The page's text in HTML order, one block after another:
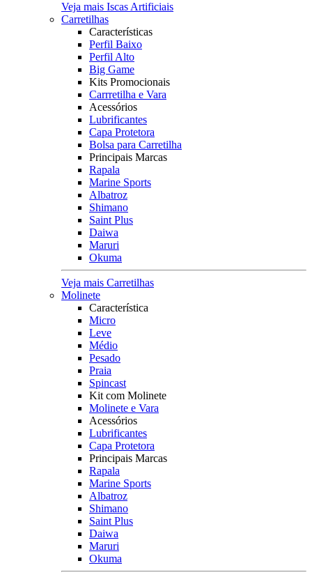
Veja mais Iscas Artificiais
Carretilhas
Características
Perfil Baixo
Perfil Alto
Big Game
Kits Promocionais
Carrretilha e Vara
Acessórios
Lubrificantes
Capa Protetora
Bolsa para Carretilha
Principais Marcas
Rapala
Marine Sports
Albatroz
Shimano
Saint Plus
Daiwa
Maruri
Okuma
Veja mais Carretilhas
Molinete
Característica
Micro
Leve
Médio
Pesado
Praia
Spincast
Kit com Molinete
Molinete e Vara
Acessórios
Lubrificantes
Capa Protetora
Principais Marcas
Rapala
Marine Sports
Albatroz
Shimano
Saint Plus
Daiwa
Maruri
Okuma